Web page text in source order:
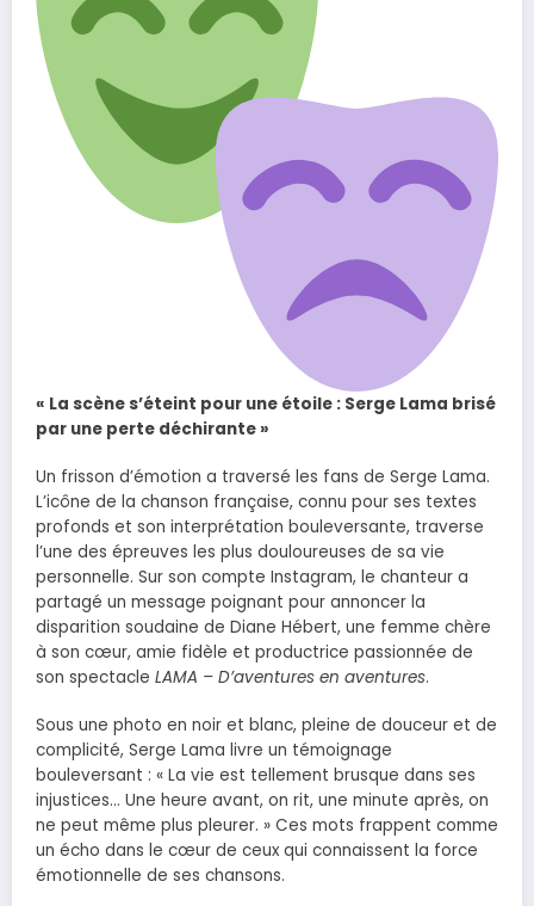
« La scène s’éteint pour une étoile : Serge Lama brisé
par une perte déchirante »
Un frisson d’émotion a traversé les fans de Serge Lama.
L’icône de la chanson française, connu pour ses textes
profonds et son interprétation bouleversante, traverse
l’une des épreuves les plus douloureuses de sa vie
personnelle. Sur son compte Instagram, le chanteur a
partagé un message poignant pour annoncer la
disparition soudaine de Diane Hébert, une femme chère
à son cœur, amie fidèle et productrice passionnée de
son spectacle LAMA – D’aventures en aventures.
Sous une photo en noir et blanc, pleine de douceur et de
complicité, Serge Lama livre un témoignage
bouleversant : « La vie est tellement brusque dans ses
injustices… Une heure avant, on rit, une minute après, on
ne peut même plus pleurer. » Ces mots frappent comme
un écho dans le cœur de ceux qui connaissent la force
émotionnelle de ses chansons.